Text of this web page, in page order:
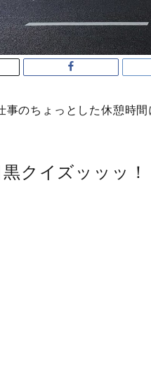
事のちょっとした休憩時
クイズッッッ！